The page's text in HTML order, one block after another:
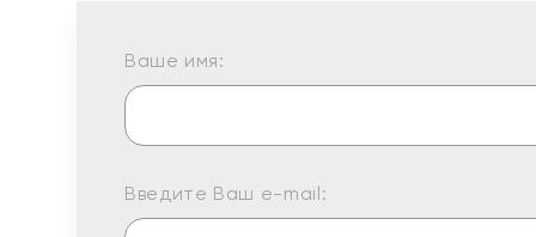
Ваше имя:
Введите Ваш e-mail: